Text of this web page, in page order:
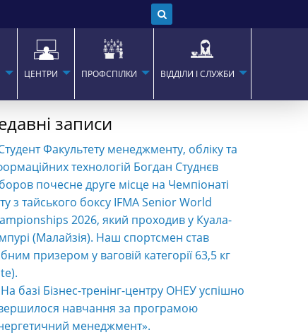
ЦЕНТРИ ПРОФСПІЛКИ ВІДДІЛИ І СЛУЖБИ
записи
Факультету менеджменту, обліку та
технологій Богдан Студнєв
почесне друге місце на Чемпіонаті
з тайського боксу IFMA Senior World
2026, який проходив у Куала-
(Малайзія). Наш спортсмен став
призером у ваговій категорії 63,5 кг
На базі Бізнес-тренінг-центру ОНЕУ успішно
навчання за програмою
менеджмент».